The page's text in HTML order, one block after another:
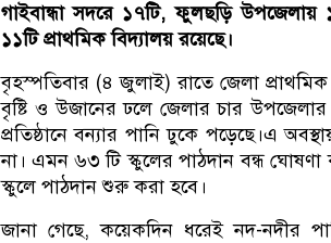
গাইবান্ধা সদরে ১৭টি, ফুলছড়ি উপজেলায়
১১টি প্রাথমিক বিদ্যালয় রয়েছে।
বৃহস্পতিবার (৪ জুলাই) রাতে জেলা
বৃষ্টি ও উজানের ঢলে জেলার চার উপজেলার
প্রতিষ্ঠানে বন্যার পানি ঢুকে পড়েছে।এ
না। এমন ৬৩ টি স্কুলের পাঠদান বন্ধ
স্কুলে পাঠদান শুরু করা হবে।
জানা গেছে, কয়েকদিন ধরেই নদ-নদীর